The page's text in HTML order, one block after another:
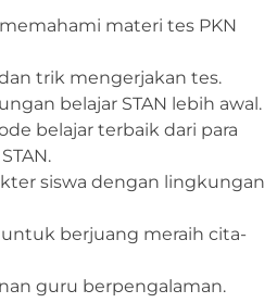
materi tes PKN
trik mengerjakan tes.
belajar STAN lebih awal.
belajar terbaik dari para
siswa dengan lingkungan
berjuang meraih cita-
guru berpengalaman.